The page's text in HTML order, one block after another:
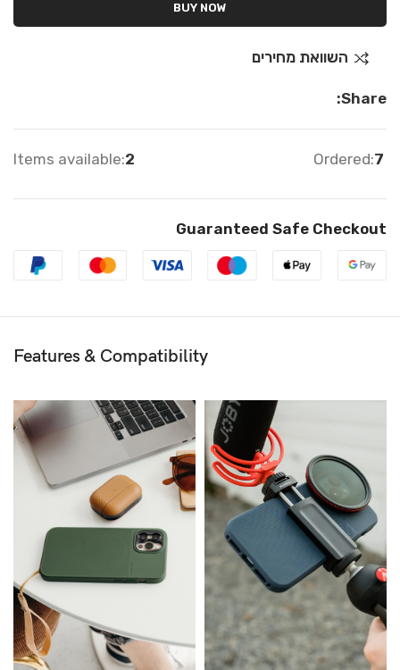
BUY NOW
השוואת מחירים
Share:
Ordered:7
Items available:2
Guaranteed Safe Checkout
Features & Compatibility